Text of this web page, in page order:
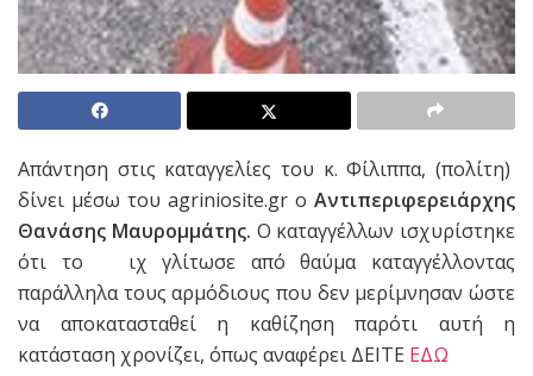
Απάντηση στις καταγγελίες του κ. Φίλιππα, (πολίτη)
δίνει μέσω του agriniosite.gr ο Αντιπεριφερειάρχης
Θανάσης Μαυρομμάτης. Ο καταγγέλλων ισχυρίστηκε
ότι το ιχ γλίτωσε από θαύμα καταγγέλλοντας
παράλληλα τους αρμόδιους που δεν μερίμνησαν ώστε
να αποκατασταθεί η καθίζηση παρότι αυτή η
κατάσταση χρονίζει, όπως αναφέρει ΔΕΙΤΕ ΕΔΩ